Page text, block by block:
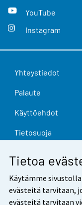
Tietoa
Käytämme
evästeitä tarvitaan,
evästeitä tarvitaan
YouTube
Instagram
Yhteystiedot
Palaute
Käyttöehdot
Tietosuoja
Evästeasetukset